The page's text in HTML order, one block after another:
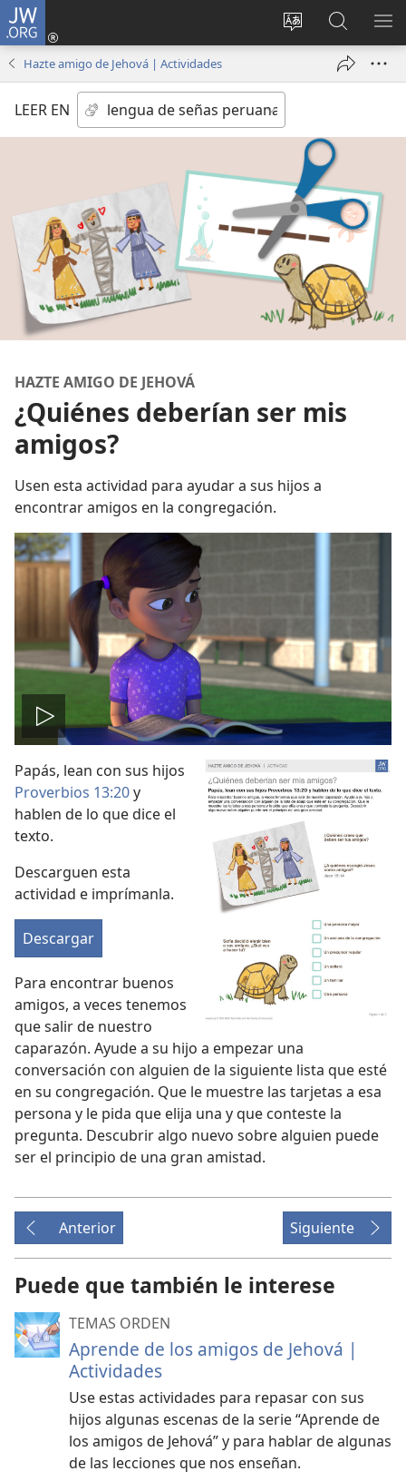
JW.ORG
Idioma
escoger
del sitio
Iniciar
sesión
nueva
ventana)
en
jw.org
Hazte amigo de Jehová | Actividades
LEER EN
HAZTE AMIGO DE JEHOVÁ
¿Quiénes deberían ser mis
amigos?
Usen esta actividad para ayudar a sus hijos a
encontrar amigos en la congregación.
Reproducir
video
Papás, lean con sus hijos
Proverbios 13:20y
hablen de lo que dice el
texto.
Descarguen esta
actividad e imprímanla.
Descargar
Para encontrar buenos
amigos, a veces tenemos
que salir de nuestro
caparazón. Ayude a su hijo a empezar una
conversación con alguien de la siguiente lista que esté
en su congregación. Que le muestre las tarjetas a esa
persona y le pida que elija una y que conteste la
pregunta. Descubrir algo nuevo sobre alguien puede
ser el principio de una gran amistad.
Anterior Siguiente
Puede que también le interese
TEMAS ORDEN
Aprende de los amigos de Jehová |
Actividades
Use estas actividades para repasar con sus
hijos algunas escenas de la serie “Aprende de
los amigos de Jehová” y para hablar de algunas
de las lecciones que nos enseñan.